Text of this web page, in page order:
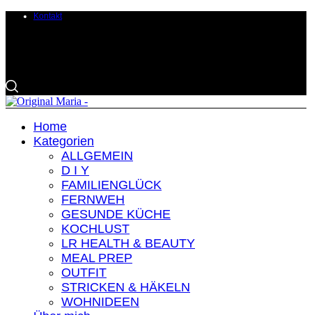
Kontakt
Home
Kategorien
ALLGEMEIN
D I Y
FAMILIENGLÜCK
FERNWEH
GESUNDE KÜCHE
KOCHLUST
LR HEALTH & BEAUTY
MEAL PREP
OUTFIT
STRICKEN & HÄKELN
WOHNIDEEN